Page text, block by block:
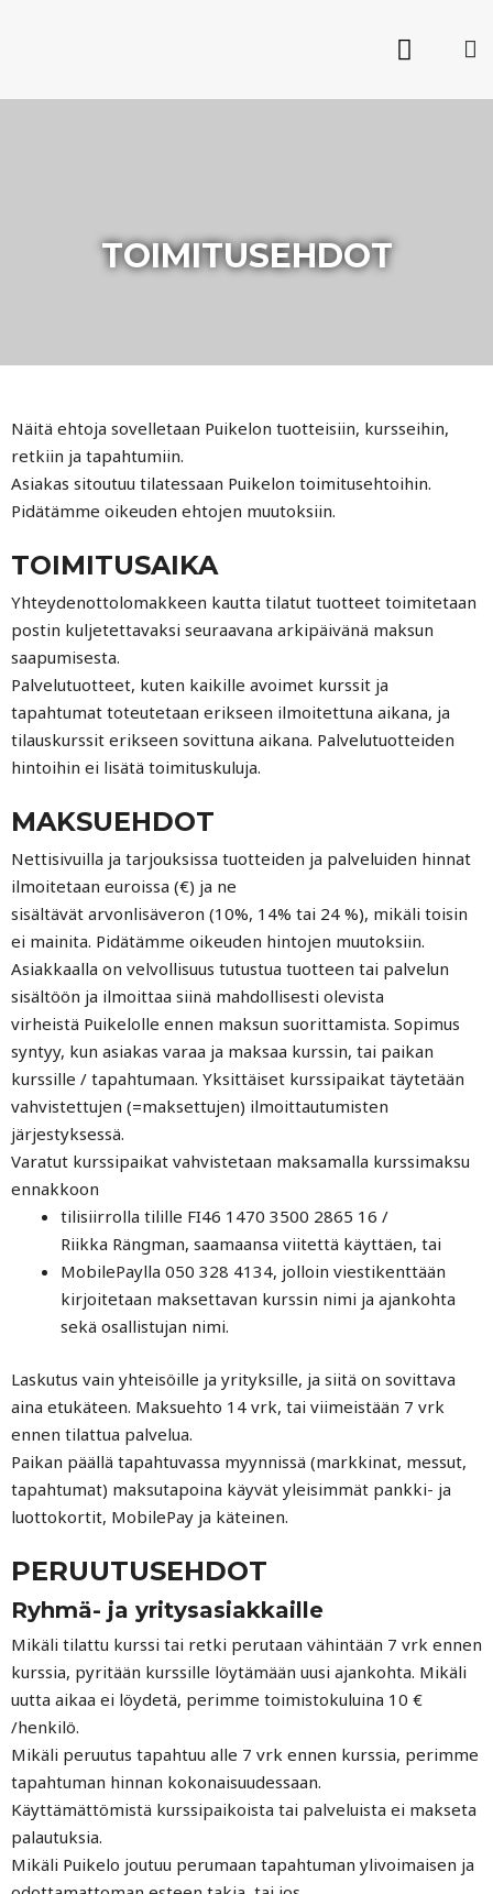
TOIMITUSEHDOT
Näitä ehtoja sovelletaan Puikelon tuotteisiin, kursseihin,
retkiin ja tapahtumiin.
Asiakas sitoutuu tilatessaan Puikelon toimitusehtoihin.
Pidätämme oikeuden ehtojen muutoksiin.
TOIMITUSAIKA
Yhteydenottolomakkeen kautta tilatut tuotteet toimitetaan
postin kuljetettavaksi seuraavana arkipäivänä maksun
saapumisesta.
Palvelutuotteet, kuten kaikille avoimet kurssit ja
tapahtumat toteutetaan erikseen ilmoitettuna aikana, ja
tilauskurssit erikseen sovittuna aikana. Palvelutuotteiden
hintoihin ei lisätä toimituskuluja.
MAKSUEHDOT
Nettisivuilla ja tarjouksissa tuotteiden ja palveluiden hinnat
ilmoitetaan euroissa (€) ja ne
sisältävät arvonlisäveron (10%, 14% tai 24 %), mikäli toisin
ei mainita. Pidätämme oikeuden hintojen muutoksiin.
Asiakkaalla on velvollisuus tutustua tuotteen tai palvelun
sisältöön ja ilmoittaa siinä mahdollisesti olevista
virheistä Puikelolle ennen maksun suorittamista. Sopimus
syntyy, kun asiakas varaa ja maksaa kurssin, tai paikan
kurssille / tapahtumaan. Yksittäiset kurssipaikat täytetään
vahvistettujen (=maksettujen) ilmoittautumisten
järjestyksessä.
Varatut kurssipaikat vahvistetaan maksamalla kurssimaksu
ennakkoon
tilisiirrolla tilille FI46 1470 3500 2865 16 /
Riikka Rängman, saamaansa viitettä käyttäen, tai
MobilePaylla 050 328 4134, jolloin viestikenttään
kirjoitetaan maksettavan kurssin nimi ja ajankohta
sekä osallistujan nimi.
Laskutus vain yhteisöille ja yrityksille, ja siitä on sovittava
aina etukäteen. Maksuehto 14 vrk, tai viimeistään 7 vrk
ennen tilattua palvelua.
Paikan päällä tapahtuvassa myynnissä (markkinat, messut,
tapahtumat) maksutapoina käyvät yleisimmät pankki- ja
luottokortit, MobilePay ja käteinen.
PERUUTUSEHDOT
Ryhmä- ja yritysasiakkaille
Mikäli tilattu kurssi tai retki perutaan vähintään 7 vrk ennen
kurssia, pyritään kurssille löytämään uusi ajankohta. Mikäli
uutta aikaa ei löydetä, perimme toimistokuluina 10 €
/henkilö.
Mikäli peruutus tapahtuu alle 7 vrk ennen kurssia, perimme
tapahtuman hinnan kokonaisuudessaan.
Käyttämättömistä kurssipaikoista tai palveluista ei makseta
palautuksia.
Mikäli Puikelo joutuu perumaan tapahtuman ylivoimaisen ja